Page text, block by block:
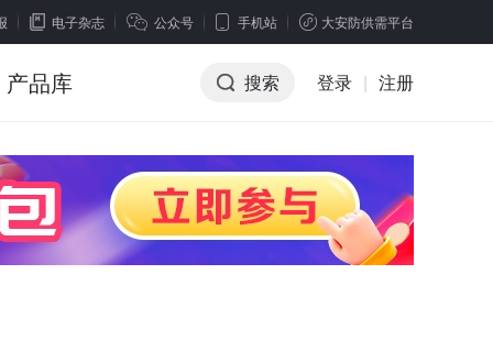
电子杂志 公众号 手机站 大安防供需平台
产品库 搜索 登录 | 注册